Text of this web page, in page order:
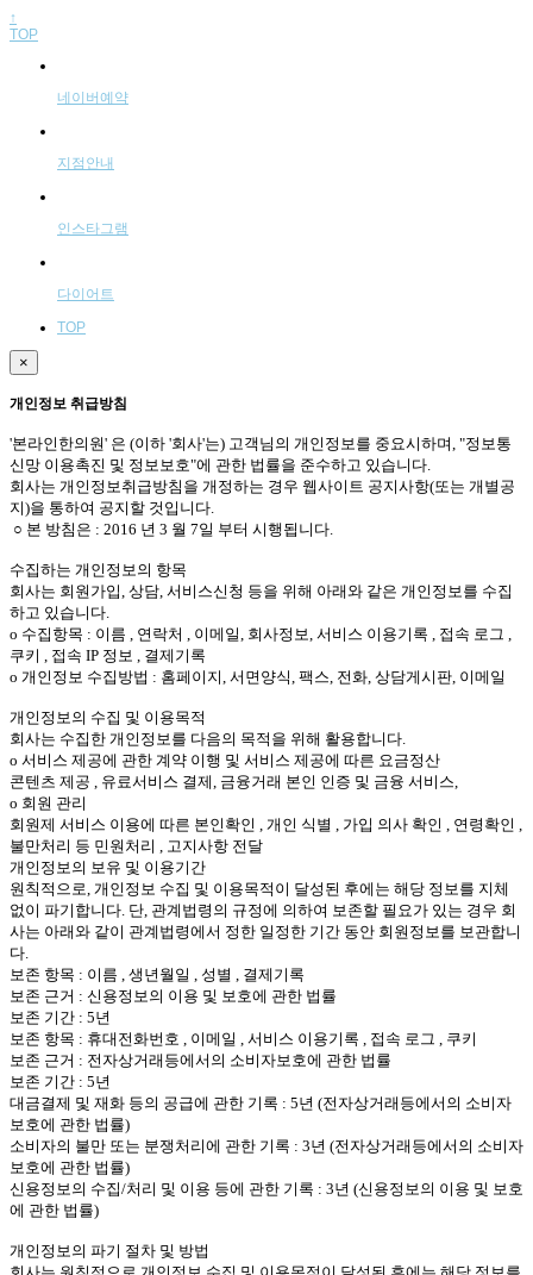
↑
TOP
네이버예약
지점안내
인스타그램
다이어트
TOP
×
개인정보 취급방침
'본라인한의원' 은 (이하 '회사'는) 고객님의 개인정보를 중요시하며, "정보통
신망 이용촉진 및 정보보호"에 관한 법률을 준수하고 있습니다.
회사는 개인정보취급방침을 개정하는 경우 웹사이트 공지사항(또는 개별공
지)을 통하여 공지할 것입니다.
○ 본 방침은 : 2016 년 3 월 7일 부터 시행됩니다.
수집하는 개인정보의 항목
회사는 회원가입, 상담, 서비스신청 등을 위해 아래와 같은 개인정보를 수집
하고 있습니다.
ο 수집항목 : 이름 , 연락처 , 이메일, 회사정보, 서비스 이용기록 , 접속 로그 ,
쿠키 , 접속 IP 정보 , 결제기록
ο 개인정보 수집방법 : 홈페이지, 서면양식, 팩스, 전화, 상담게시판, 이메일
개인정보의 수집 및 이용목적
회사는 수집한 개인정보를 다음의 목적을 위해 활용합니다.
ο 서비스 제공에 관한 계약 이행 및 서비스 제공에 따른 요금정산
콘텐츠 제공 , 유료서비스 결제, 금융거래 본인 인증 및 금융 서비스,
ο 회원 관리
회원제 서비스 이용에 따른 본인확인 , 개인 식별 , 가입 의사 확인 , 연령확인 ,
불만처리 등 민원처리 , 고지사항 전달
개인정보의 보유 및 이용기간
원칙적으로, 개인정보 수집 및 이용목적이 달성된 후에는 해당 정보를 지체
없이 파기합니다. 단, 관계법령의 규정에 의하여 보존할 필요가 있는 경우 회
사는 아래와 같이 관계법령에서 정한 일정한 기간 동안 회원정보를 보관합니
다.
보존 항목 : 이름 , 생년월일 , 성별 , 결제기록
보존 근거 : 신용정보의 이용 및 보호에 관한 법률
보존 기간 : 5년
보존 항목 : 휴대전화번호 , 이메일 , 서비스 이용기록 , 접속 로그 , 쿠키
보존 근거 : 전자상거래등에서의 소비자보호에 관한 법률
보존 기간 : 5년
대금결제 및 재화 등의 공급에 관한 기록 : 5년 (전자상거래등에서의 소비자
보호에 관한 법률)
소비자의 불만 또는 분쟁처리에 관한 기록 : 3년 (전자상거래등에서의 소비자
보호에 관한 법률)
신용정보의 수집/처리 및 이용 등에 관한 기록 : 3년 (신용정보의 이용 및 보호
에 관한 법률)
개인정보의 파기 절차 및 방법